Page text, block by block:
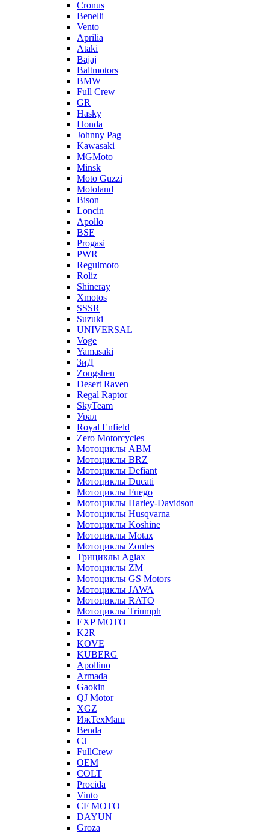
Cronus
Benelli
Vento
Aprilia
Ataki
Bajaj
Baltmotors
BMW
Full Crew
GR
Hasky
Honda
Johnny Pag
Kawasaki
MGMoto
Minsk
Moto Guzzi
Motoland
Bison
Loncin
Apollo
BSE
Progasi
PWR
Regulmoto
Roliz
Shineray
Xmotos
SSSR
Suzuki
UNIVERSAL
Voge
Yamasaki
ЗиД
Zongshen
Desert Raven
Regal Raptor
SkyTeam
Урал
Royal Enfield
Zero Motorcycles
Мотоциклы ABM
Мотоциклы BRZ
Мотоциклы Defiant
Мотоциклы Ducati
Мотоциклы Fuego
Мотоциклы Harley-Davidson
Мотоциклы Husqvarna
Мотоциклы Koshine
Мотоциклы Motax
Мотоциклы Zontes
Трициклы Agiax
Мотоциклы ZM
Мотоциклы GS Motors
Мотоциклы JAWA
Мотоциклы RATO
Мотоциклы Triumph
EXP MOTO
K2R
KOVE
KUBERG
Apollino
Armada
Gaokin
QJ Motor
XGZ
ИжТехМаш
Benda
CJ
FullCrew
OEM
COLT
Procida
Vinto
CF MOTO
DAYUN
Groza